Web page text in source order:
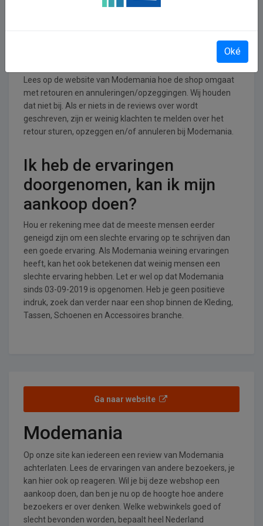
Accessoires branche.
Lees op de website van Modemania hoe de shop omgaat
met retouren en annuleringen/opzeggingen. Wij houden
dat niet bij. Als er niets in de reviews over wordt
geschreven, zijn er weinig klachten te melden over het
retour sturen, opzeggen en/of annuleren bij Modemania.
Ik heb de ervaringen
doorgenomen, kan ik mijn
aankoop doen?
Hou er rekening mee dat de meeste mensen eerder
geneigd zijn om een slechte ervaring op te schrijven dan
een goede ervaring. Als Modemania weining ervaringen
heeft, kan het ook betekenen dat weinig mensen een
slechte ervaring hebben. Let er wel op dat Modemania
sinds 03-09-2019 is opgenomen. Heb je geen positieve
indruk, zoek dan verder naar een shop binnen de Kleding,
Tassen, Schoenen en Accessoires branche.
Ga naar website
Modemania
Op onze site kan iedereen een review van Modemania
achterlaten. Lees de ervaringen van andere bezoekers, je
kan hier ook op reageren. Wil je bij deze webshop een
aankoop doen, dan ben je nu op de hoogte hoe andere
bezoekers er over denken. Welke webwinkels goed of
slecht bevonden worden, bepaalt heel Nederland
Oké